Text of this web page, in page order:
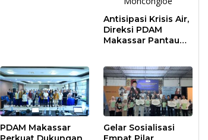
Antisipasi Krisis Air,
Direksi PDAM
Makassar Pantau
Moncongloe
PDAM Makassar
Gelar Sosialisasi